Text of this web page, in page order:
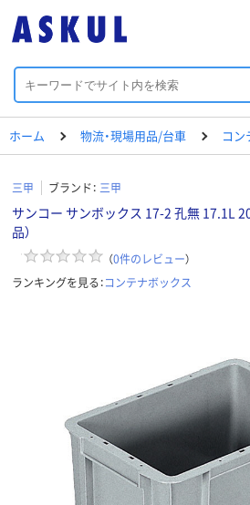
ホーム 物流・現場用品/台車 コン
三甲 ブランド： 三甲
サンコー サンボックス 17-2 孔無 17.1L
品）
（0件のレビュー）
ランキングを見る：コンテナボックス